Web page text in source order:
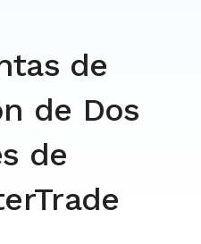
de
de Dos
de